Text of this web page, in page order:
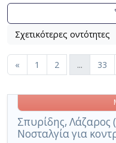
Βρέθηκαν1098
Περιορισμός
Λίστα μετα τα
Σχετικότερες οντότητες
« 1 2 ... 33
Σπυρίδης, Λάζαρος
Νοσταλγία για